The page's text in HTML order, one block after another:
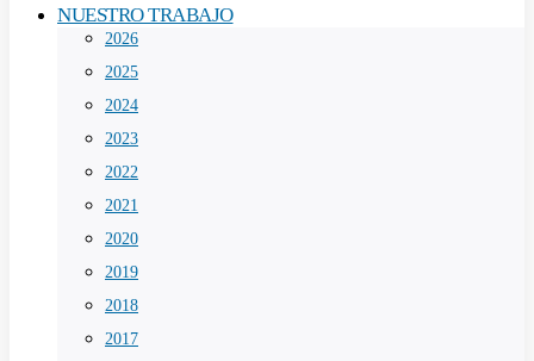
NUESTRO TRABAJO
2026
2025
2024
2023
2022
2021
2020
2019
2018
2017